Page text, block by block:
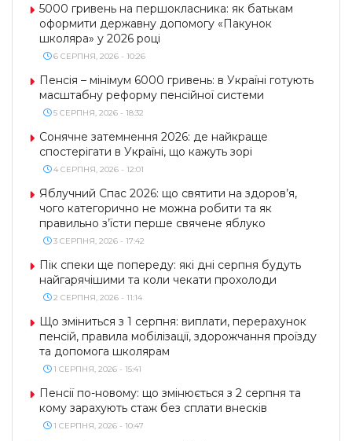
5000 гривень на першокласника: як батькам
оформити державну допомогу «Пакунок
школяра» у 2026 році
6 СЕРПНЯ, 2026 - 10:26
Пенсія – мінімум 6000 гривень: в Україні готують
масштабну реформу пенсійної системи
5 СЕРПНЯ, 2026 - 18:32
Сонячне затемнення 2026: де найкраще
спостерігати в Україні, що кажуть зорі
4 СЕРПНЯ, 2026 - 12:01
Яблучний Спас 2026: що святити на здоров’я,
чого категорично не можна робити та як
правильно з’їсти перше свячене яблуко
3 СЕРПНЯ, 2026 - 17:42
Пік спеки ще попереду: які дні серпня будуть
найгарячішими та коли чекати прохолоди
2 СЕРПНЯ, 2026 - 11:14
Що зміниться з 1 серпня: виплати, перерахунок
пенсій, правила мобілізації, здорожчання проїзду
та допомога школярам
1 СЕРПНЯ, 2026 - 15:41
Пенсії по-новому: що змінюється з 2 серпня та
кому зарахують стаж без сплати внесків
1 СЕРПНЯ, 2026 - 10:47